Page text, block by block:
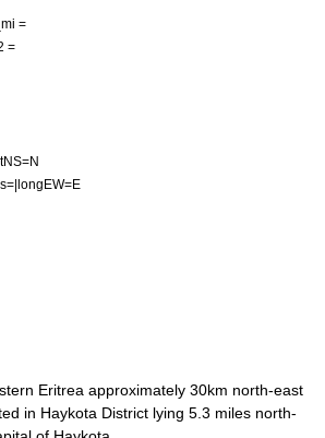
=
=
Eritrea approximately 30km north-east
in Haykota District lying 5.3 miles north-